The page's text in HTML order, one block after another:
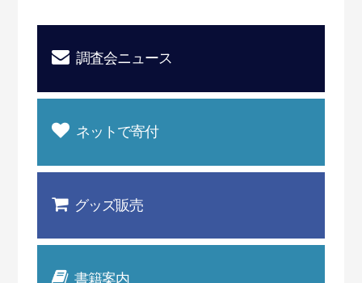
調査会ニュース
ネットで寄付
グッズ販売
書籍案内